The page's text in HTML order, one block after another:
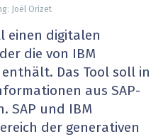
Joël Orizet
einen digitalen
die von IBM
Das Tool soll in
aus SAP-
SAP und IBM
der generativen